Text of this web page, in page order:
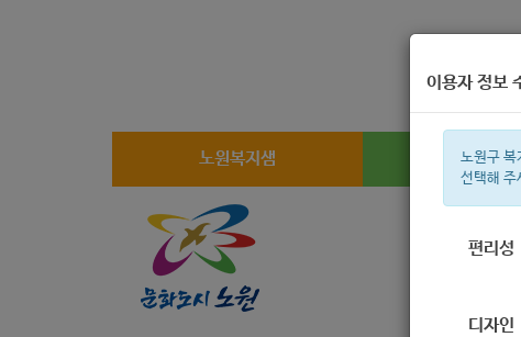
노원복지샘 복지정보
이용자 정보
노원구 복
선택해 주
편리성
디자인